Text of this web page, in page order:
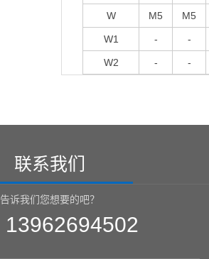
W M5 M5
W1 - -
W2 - -
联系我们
告诉我们您想要的吧？
13962694502